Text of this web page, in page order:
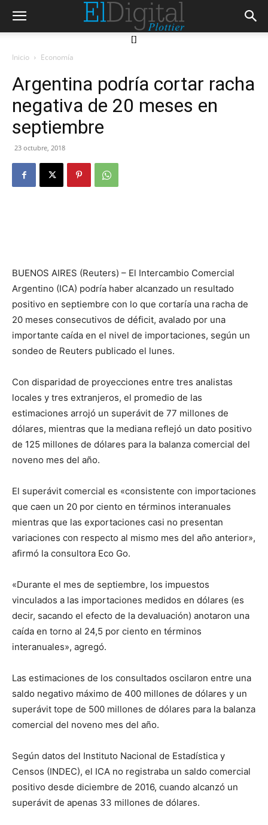
[]
Inicio Economía
Argentina podría cortar racha
negativa de 20 meses en
septiembre
23 octubre, 2018
BUENOS AIRES (Reuters) – El Intercambio Comercial
Argentino (ICA) podría haber alcanzado un resultado
positivo en septiembre con lo que cortaría una racha de
20 meses consecutivos de déficit, avalado por una
importante caída en el nivel de importaciones, según un
sondeo de Reuters publicado el lunes.
Con disparidad de proyecciones entre tres analistas
locales y tres extranjeros, el promedio de las
estimaciones arrojó un superávit de 77 millones de
dólares, mientras que la mediana reflejó un dato positivo
de 125 millones de dólares para la balanza comercial del
noveno mes del año.
El superávit comercial es «consistente con importaciones
que caen un 20 por ciento en términos interanuales
mientras que las exportaciones casi no presentan
variaciones con respecto al mismo mes del año anterior»,
afirmó la consultora Eco Go.
«Durante el mes de septiembre, los impuestos
vinculados a las importaciones medidos en dólares (es
decir, sacando el efecto de la devaluación) anotaron una
caída en torno al 24,5 por ciento en términos
interanuales», agregó.
Las estimaciones de los consultados oscilaron entre una
saldo negativo máximo de 400 millones de dólares y un
superávit tope de 500 millones de dólares para la balanza
comercial del noveno mes del año.
Según datos del Instituto Nacional de Estadística y
Censos (INDEC), el ICA no registraba un saldo comercial
positivo desde diciembre de 2016, cuando alcanzó un
superávit de apenas 33 millones de dólares.